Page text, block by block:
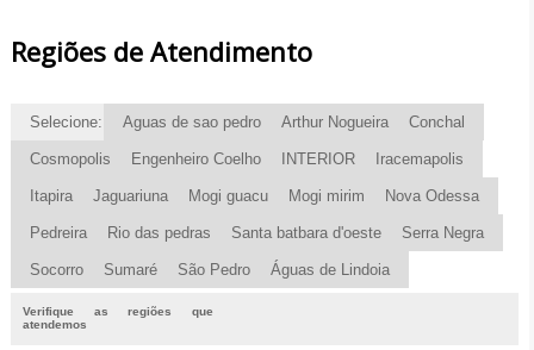
Regiões de Atendimento
Selecione: Aguas de sao pedro Arthur Nogueira Conchal
Cosmopolis Engenheiro Coelho INTERIOR Iracemapolis
Itapira Jaguariuna Mogi guacu Mogi mirim Nova Odessa
Pedreira Rio das pedras Santa batbara d'oeste Serra Negra
Socorro Sumaré São Pedro Águas de Lindoia
Verifique as regiões que
atendemos